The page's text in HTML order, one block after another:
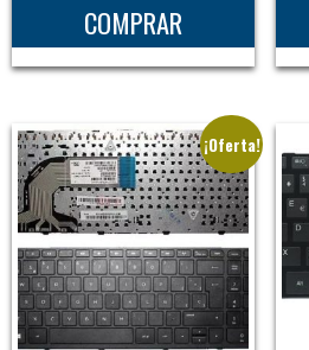
COMPRAR
¡Oferta!